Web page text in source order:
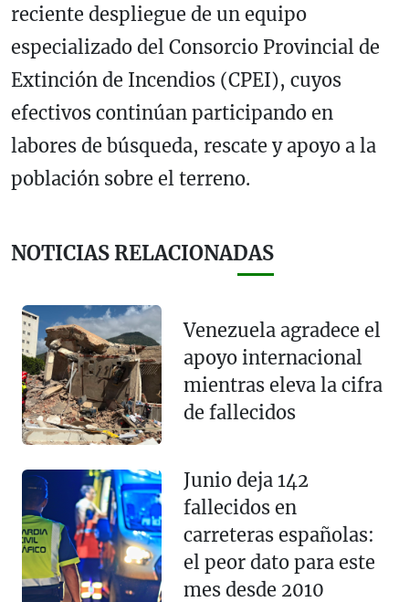
reciente despliegue de un equipo
especializado del Consorcio Provincial de
Extinción de Incendios (CPEI), cuyos
efectivos continúan participando en
labores de búsqueda, rescate y apoyo a la
población sobre el terreno.
NOTICIAS RELACIONADAS
Venezuela agradece el
apoyo internacional
mientras eleva la cifra
de fallecidos
Junio deja 142
fallecidos en
carreteras españolas:
el peor dato para este
mes desde 2010